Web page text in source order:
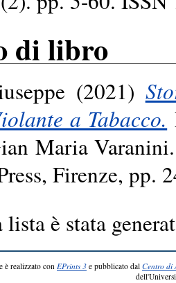
di libro
(2021)
a Tabacco.
Maria
Firenze, pp.
lista è stata
è realizzato con EPrints 3 e pubblicato dal Centro di